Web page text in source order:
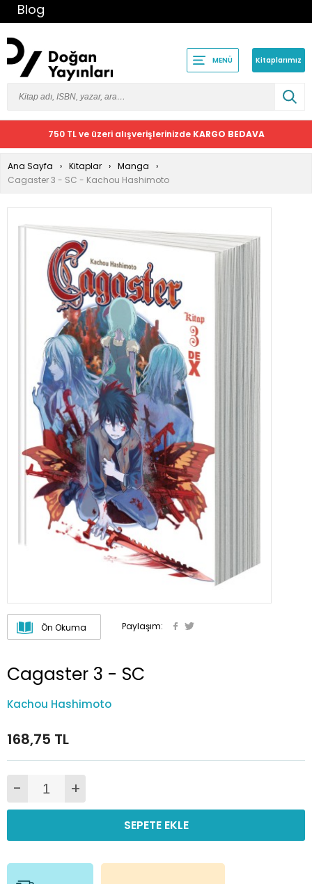
Blog
MENÜ Kitaplarımız
750 TL ve üzeri alışverişlerinizde KARGO BEDAVA
Ana Sayfa Kitaplar
Manga
Cagaster 3 - SC - Kachou Hashimoto
Ön Okuma Paylaşım:
Cagaster 3 - SC
Kachou Hashimoto
168,75 TL
- +
SEPETE EKLE